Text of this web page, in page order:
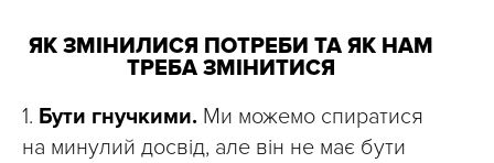
ЯК ЗМІНИЛИСЯ ПОТРЕБИ ТА ЯК НАМ
ТРЕБА ЗМІНИТИСЯ
1. Бути гнучкими. Ми можемо спиратися
на минулий досвід, але він не має бути